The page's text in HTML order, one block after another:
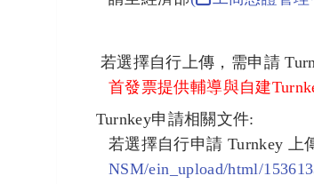
若選擇自行上傳，需申請
首發票提供輔導與自建
Turnkey申請相關文件:
若選擇自行申請 Turnkey 上
NSM/ein_upload/html/